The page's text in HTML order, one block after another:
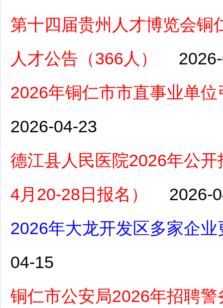
第十四届贵州人才博览会铜
人才公告（366人）
2026年铜仁市市直事业单
2026-04-23
德江县人民医院2026年公
4月20-28日报名）
2026-
2026年大龙开发区多家企
04-15
铜仁市公安局2026年招聘